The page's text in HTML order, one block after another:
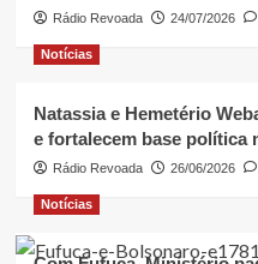
Rádio Revoada 24/07/2026
Notícias
Natassia e Hemetério
e fortalecem base política
Rádio Revoada 26/06/2026
Notícias